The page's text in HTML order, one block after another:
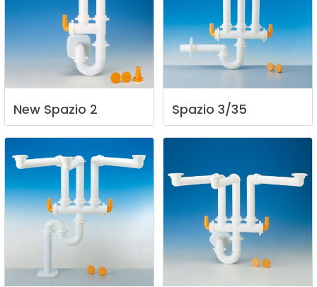
New Spazio 2 Spazio 3/35